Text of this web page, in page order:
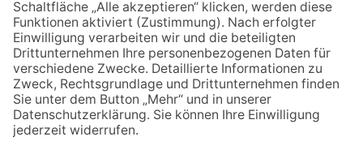
Mitgliederbereich
Informationen
Datenschutz
Impressum